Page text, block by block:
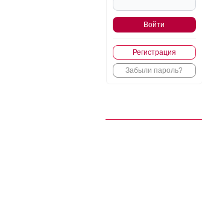
Регистрация
Забыли пароль?